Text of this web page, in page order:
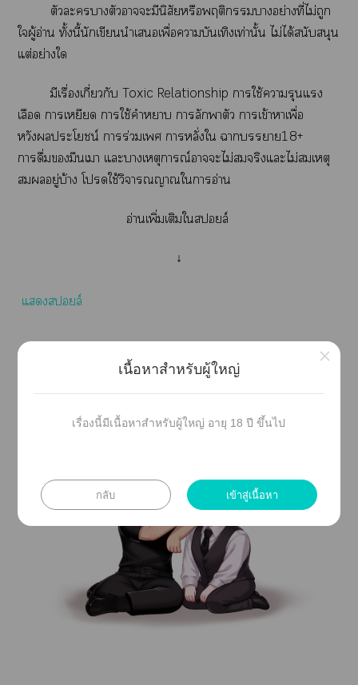
ตัวะาตัวาะมีนิสัยหรือพฤติกรรมาอย่างที่ไม่ถูก
ใผู้อ่าน ทั้งนี้นักเขียนนำเเพื่อาบันเทิงเท่านั้น ไม่ได้สนับสนุน
แต่อย่างใ
มีเรื่องเกี่ยวกับ Toxic Relationship าใช้ารุนแรง
เลือด าเหยียด าใช้คำา าลักพาตัว าเข้าาเพื่อ
หวังประโยชน์ าร่วมเ าหลั่งใ าา18+
าดื่มมึนเา แะาเหตุการณ์าะไม่สมจริงแะไม่สมเหตุ
สมผลอยู่บ้าง โใช้วิจารณญาณใาอ่าน
อ่านเพิ่มเติมใสล์
↓
แสล์
เนื้อหาสำหรับผู้ใหญ่
เรื่องนี้มีเนื้อหาสำหรับผู้ใหญ่ อายุ 18 ปี ขึ้นไป
กลับ เข้าสู่เนื้อหา
×